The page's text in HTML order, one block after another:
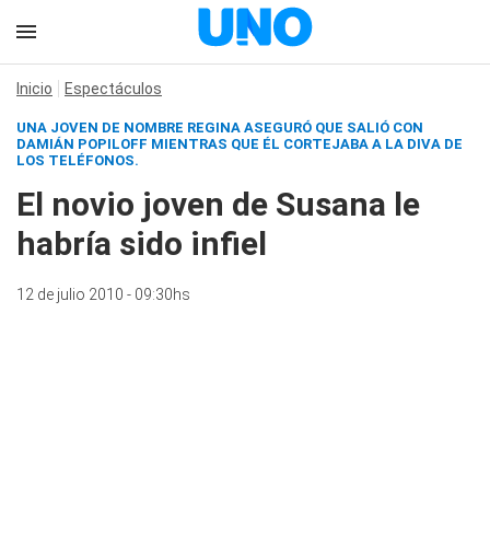
Inicio Espectáculos
UNA JOVEN DE NOMBRE REGINA ASEGURÓ QUE SALIÓ CON
DAMIÁN POPILOFF MIENTRAS QUE ÉL CORTEJABA A LA DIVA DE
LOS TELÉFONOS.
El novio joven de Susana le
habría sido infiel
12 de julio 2010 - 09:30hs